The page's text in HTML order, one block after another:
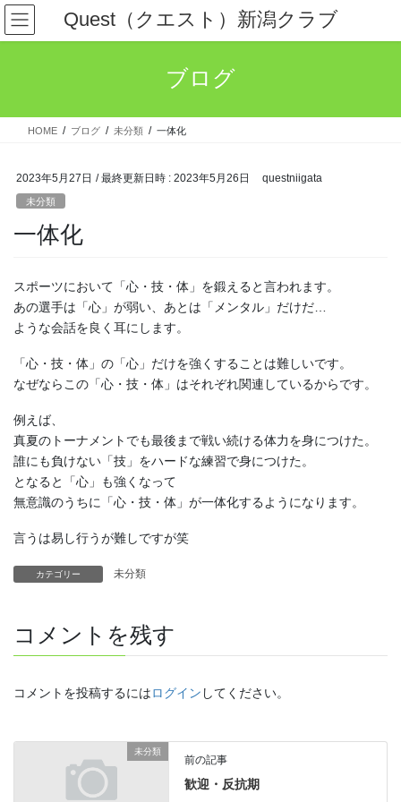
コ
ン
テ
ス
ナ
ビ
ゲ
ン
Quest（クエスト）新潟クラブ
ブログ
HOME ブログ 未分類 一体化
2023年5月27日 / 最終更新日時 : 2023年5月26日 questniigata
未分類
一体化
スポーツにおいて「心・技・体」を鍛えると言われます。
あの選手は「心」が弱い、あとは「メンタル」だけだ…
ような会話を良く耳にします。
「心・技・体」の「心」だけを強くすることは難しいです。
なぜならこの「心・技・体」はそれぞれ関連しているからです。
例えば、
真夏のトーナメントでも最後まで戦い続ける体力を身につけた。
誰にも負けない「技」をハードな練習で身につけた。
となると「心」も強くなって
無意識のうちに「心・技・体」が一体化するようになります。
言うは易し行うが難しですが笑
カテゴリー 未分類
コメントを残す
コメントを投稿するにはログイン してください。
未分類
前の記事
歓迎・反抗期